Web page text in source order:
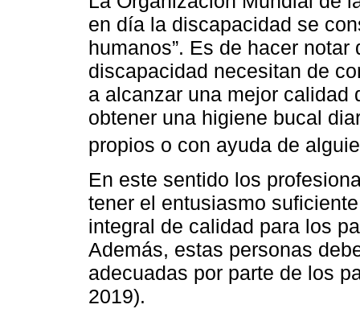
en día la discapacidad se
humanos”. Es de hacer
discapacidad necesitan de
a alcanzar una mejor calidad
obtener una higiene bucal
propios o con ayuda de
En este sentido los
tener el entusiasmo
integral de calidad para los
Además, estas personas
adecuadas por parte de los
2019).